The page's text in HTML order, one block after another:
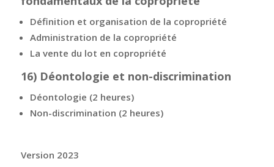
Définition et organisation de la copropriété
Administration de la copropriété
La vente du lot en copropriété
16) Déontologie et non-discrimination
Déontologie (2 heures)
Non-discrimination (2 heures)
Version 2023